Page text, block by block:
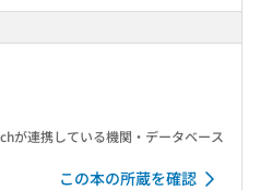
が連携している機関・データベース
この本の所蔵を確認